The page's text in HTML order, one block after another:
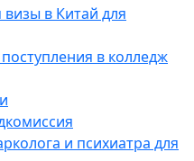
в Китай для
в колледж
и психиатра для